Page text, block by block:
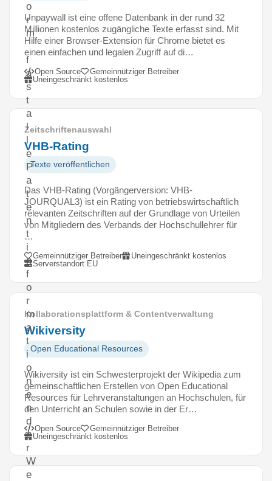
o
r
m
f
a
s
t
a
l
l
e
P
a
t
e
n
t
i
n
f
o
r
m
a
t
i
o
n
e
n
d
e
r
W
e
Unpaywall ist eine offene Datenbank in der rund 32
Millionen kostenlos zugängliche Texte erfasst sind. Mit
Hilfe einer Browser-Extension für Chrome bietet es
einen einfachen und legalen Zugriff auf di…
Open Source
Gemeinnütziger Betreiber
Uneingeschränkt kostenlos
Zeitschriftenauswahl
VHB-Rating
Texte veröffentlichen
Das VHB-Rating (Vorgängerversion: VHB-
JOURQUAL3) ist ein Rating von betriebswirtschaftlich
relevanten Zeitschriften auf der Grundlage von Urteilen
von Mitgliedern des Verbands der Hochschullehrer für
…
Gemeinnütziger Betreiber
Uneingeschränkt kostenlos
Serverstandort EU
Kollaborationsplattform & Contentverwaltung
Wikiversity
Open Educational Resources
Wikiversity ist ein Schwesterprojekt der Wikipedia zum
gemeinschaftlichen Erstellen von Open Educational
Resources für Lehrveranstaltungen an Hochschulen, für
den Unterricht an Schulen sowie in der Er…
Open Source
Gemeinnütziger Betreiber
Uneingeschränkt kostenlos